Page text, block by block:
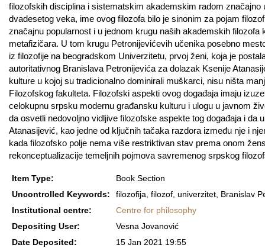
filozofskih disciplina i sistematskim akademskim radom
dvadesetog veka, ime ovog filozofa bilo je sinonim za pojam
značajnu popularnost i u jednom krugu naših akademskih
metafizičara. U tom krugu Petronijevićevih učenika posebno
iz filozofije na beogradskom Univerzitetu, prvoj ženi, koja je
autoritativnog Branislava Petronijevića za dolazak Ksenije
kulture u kojoj su tradicionalno dominirali muškarci, nisu ništa
Filozofskog fakulteta. Filozofski aspekti ovog događaja imaju
celokupnu srpsku modernu građansku kulturu i ulogu u javnom
da osvetli nedovoljno vidljive filozofske aspekte tog događaja i
Atanasijević, kao jedne od ključnih tačaka razdora između nje i
kada filozofsko polje nema više restriktivan stav prema onom
rekonceptualizacije temeljnih pojmova savremenog srpskog
Item Type:
Book Section
Uncontrolled Keywords:
filozofija, filozof, univerzitet, Branislav
Institutional centre:
Centre for philosophy
Depositing User:
Vesna Jovanović
Date Deposited:
15 Jan 2021 19:55